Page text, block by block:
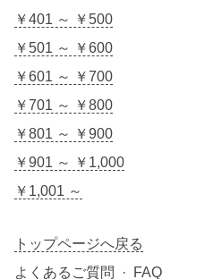
￥401 ～ ￥500
￥501 ～ ￥600
￥601 ～ ￥700
￥701 ～ ￥800
￥801 ～ ￥900
￥901 ～ ￥1,000
￥1,001 ～
トップページへ戻る
よくあるご質問 · FAQ